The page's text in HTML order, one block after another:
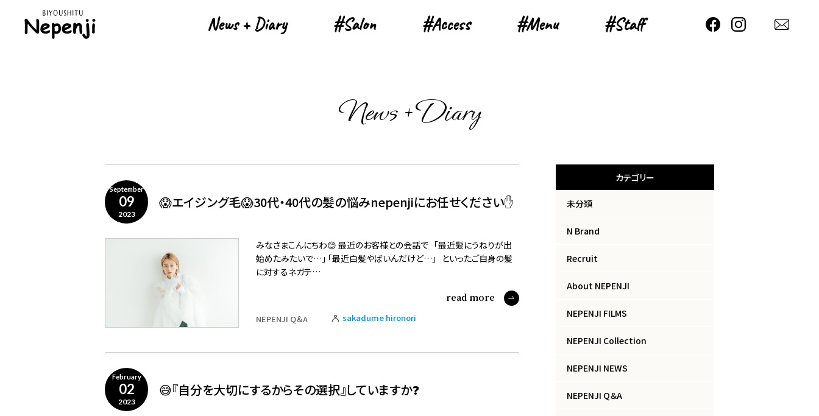
News + Diary #Salon #Access #Menu #Staff
News + Diary #Salon #Access #Menu #Staff
News + Diary
September
09
2023
😱エイジング毛😱30代・40代の髪の悩みnepenjiにお任せください✋
みなさまこんにちわ😊 最近のお客様との会話で 「最近髪にうねりが出
始めたみたいで…」 「最近白髪やばいんだけど…」 といったご自身の髪
に対するネガテ…
read more
NEPENJI Q＆A sakadume hironori
February
02
2023
😅『自分を大切にするからその選択』していますか❓
カテゴリー
未分類
N Brand
Recruit
About NEPENJI
NEPENJI FILMS
NEPENJI Collection
NEPENJI NEWS
NEPENJI Q＆A